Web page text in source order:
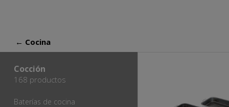
← Cocina
Cocción
168 productos
Baterías de cocina